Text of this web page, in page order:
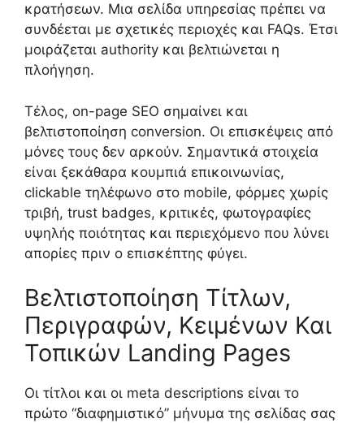
κρατήσεων. Μια σελίδα υπηρεσίας πρέπει να
συνδέεται με σχετικές περιοχές και FAQs. Έτσι
μοιράζεται authority και βελτιώνεται η
πλοήγηση.
Τέλος, on-page SEO σημαίνει και
βελτιστοποίηση conversion. Οι επισκέψεις από
μόνες τους δεν αρκούν. Σημαντικά στοιχεία
είναι ξεκάθαρα κουμπιά επικοινωνίας,
clickable τηλέφωνο στο mobile, φόρμες χωρίς
τριβή, trust badges, κριτικές, φωτογραφίες
υψηλής ποιότητας και περιεχόμενο που λύνει
απορίες πριν ο επισκέπτης φύγει.
Βελτιστοποίηση Τίτλων,
Περιγραφών, Κειμένων Και
Τοπικών Landing Pages
Οι τίτλοι και οι meta descriptions είναι το
πρώτο “διαφημιστικό” μήνυμα της σελίδας σας